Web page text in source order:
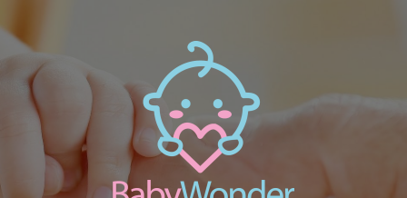
naar
de
inhoud